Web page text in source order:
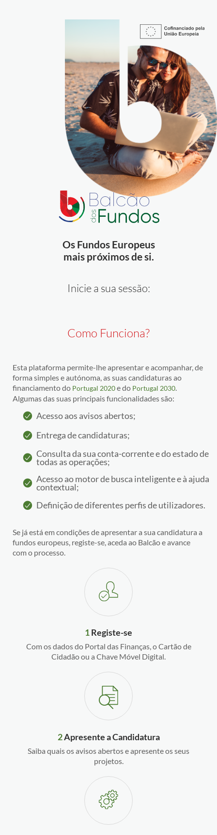
Os Fundos Europeus
mais próximos de si.
Inicie a sua sessão:
Como Funciona?
Esta plataforma permite-lhe apresentar e acompanhar, de
forma simples e autónoma, as suas candidaturas ao
financiamento do Portugal 2020e do Portugal 2030
Algumas das suas principais funcionalidades são:
Acesso aos avisos abertos;
Entrega de candidaturas;
Consulta da sua conta-corrente e do estado de
todas as operações;
Acesso ao motor de busca inteligente e à ajuda
contextual;
Definição de diferentes perfis de utilizadores.
Se já está em condições de apresentar a sua candidatura a
fundos europeus, registe-se, aceda ao Balcão e avance
com o processo.
1Registe-se
Com os dados do Portal das Finanças, o Cartão de
Cidadão ou a Chave Móvel Digital.
2Apresente a Candidatura
Saiba quais os avisos abertos e apresente os seus
projetos.